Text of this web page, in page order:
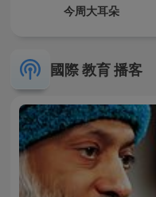
今周大耳朵
國際 教育 播客